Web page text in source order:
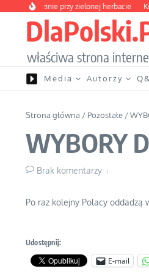
Przejdź do treści
o rodzinie przy zielonej herbacie
właściwa strona
Media Autorzy
Strona główna / Pozostałe /
WYBORY
Brak komentarzy
Po raz kolejny Polacy oddadzą
Udostępnij:
E-mail